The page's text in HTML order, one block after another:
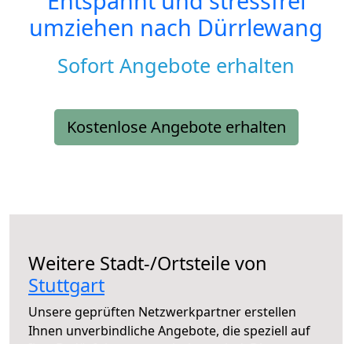
umziehen nach Dürrlewang
Sofort Angebote erhalten
Kostenlose Angebote erhalten
Weitere Stadt-/Ortsteile von
Stuttgart
Unsere geprüften Netzwerkpartner erstellen
Ihnen unverbindliche Angebote, die speziell auf